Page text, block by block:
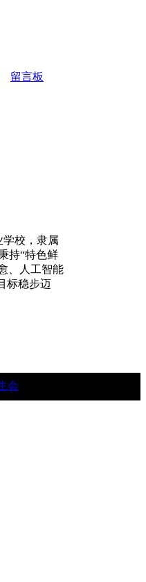
留言板
校，隶属
持“特色鲜
、人工智能
标稳步迈
会